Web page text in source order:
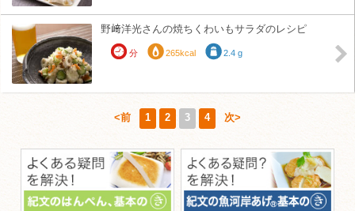
野﨑洋光さんの焼ちくわいもサラダのレシピ
分 265kcal 2.4 g
<前 1 2 3 4 次>